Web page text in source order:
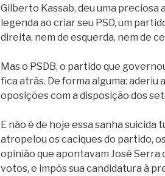
Gilberto Kassab, deu uma preciosa
legenda ao criar seu PSD, um
direita, nem de esquerda, nem de
Mas o PSDB, o partido que
fica atrás. De forma alguma: aderiu
oposições com a disposição dos
E não é de hoje essa sanha suicida
atropelou os caciques do partido,
opinião que apontavam José
votos, e impôs sua candidatura à